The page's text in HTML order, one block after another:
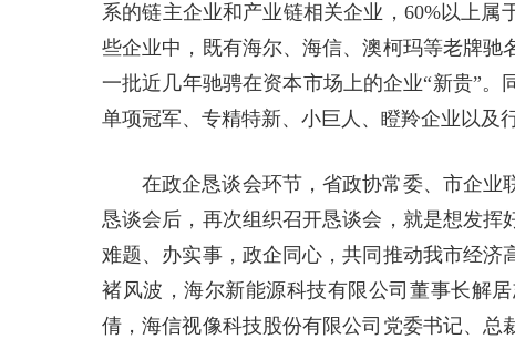
系的链主企业和产业链相关企业，60%以上
些企业中，既有海尔、海信、澳柯玛等老牌
一批近几年驰骋在资本市场上的企业“新贵”
单项冠军、专精特新、小巨人、瞪羚企业以及
在政企恳谈会环节，省政协常委、市企业
恳谈会后，再次组织召开恳谈会，就是想发
难题、办实事，政企同心，共同推动我市经
褚风波，海尔新能源科技有限公司董事长解
倩，海信视像科技股份有限公司党委书记、